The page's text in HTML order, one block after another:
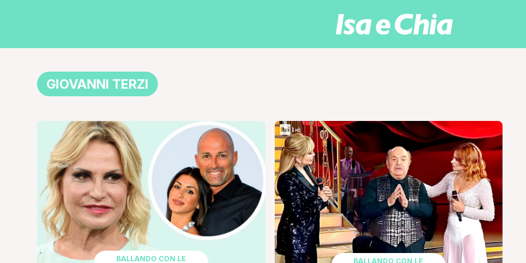
GIOVANNI TERZI
BALLANDO CON LE
BALLANDO CON LE